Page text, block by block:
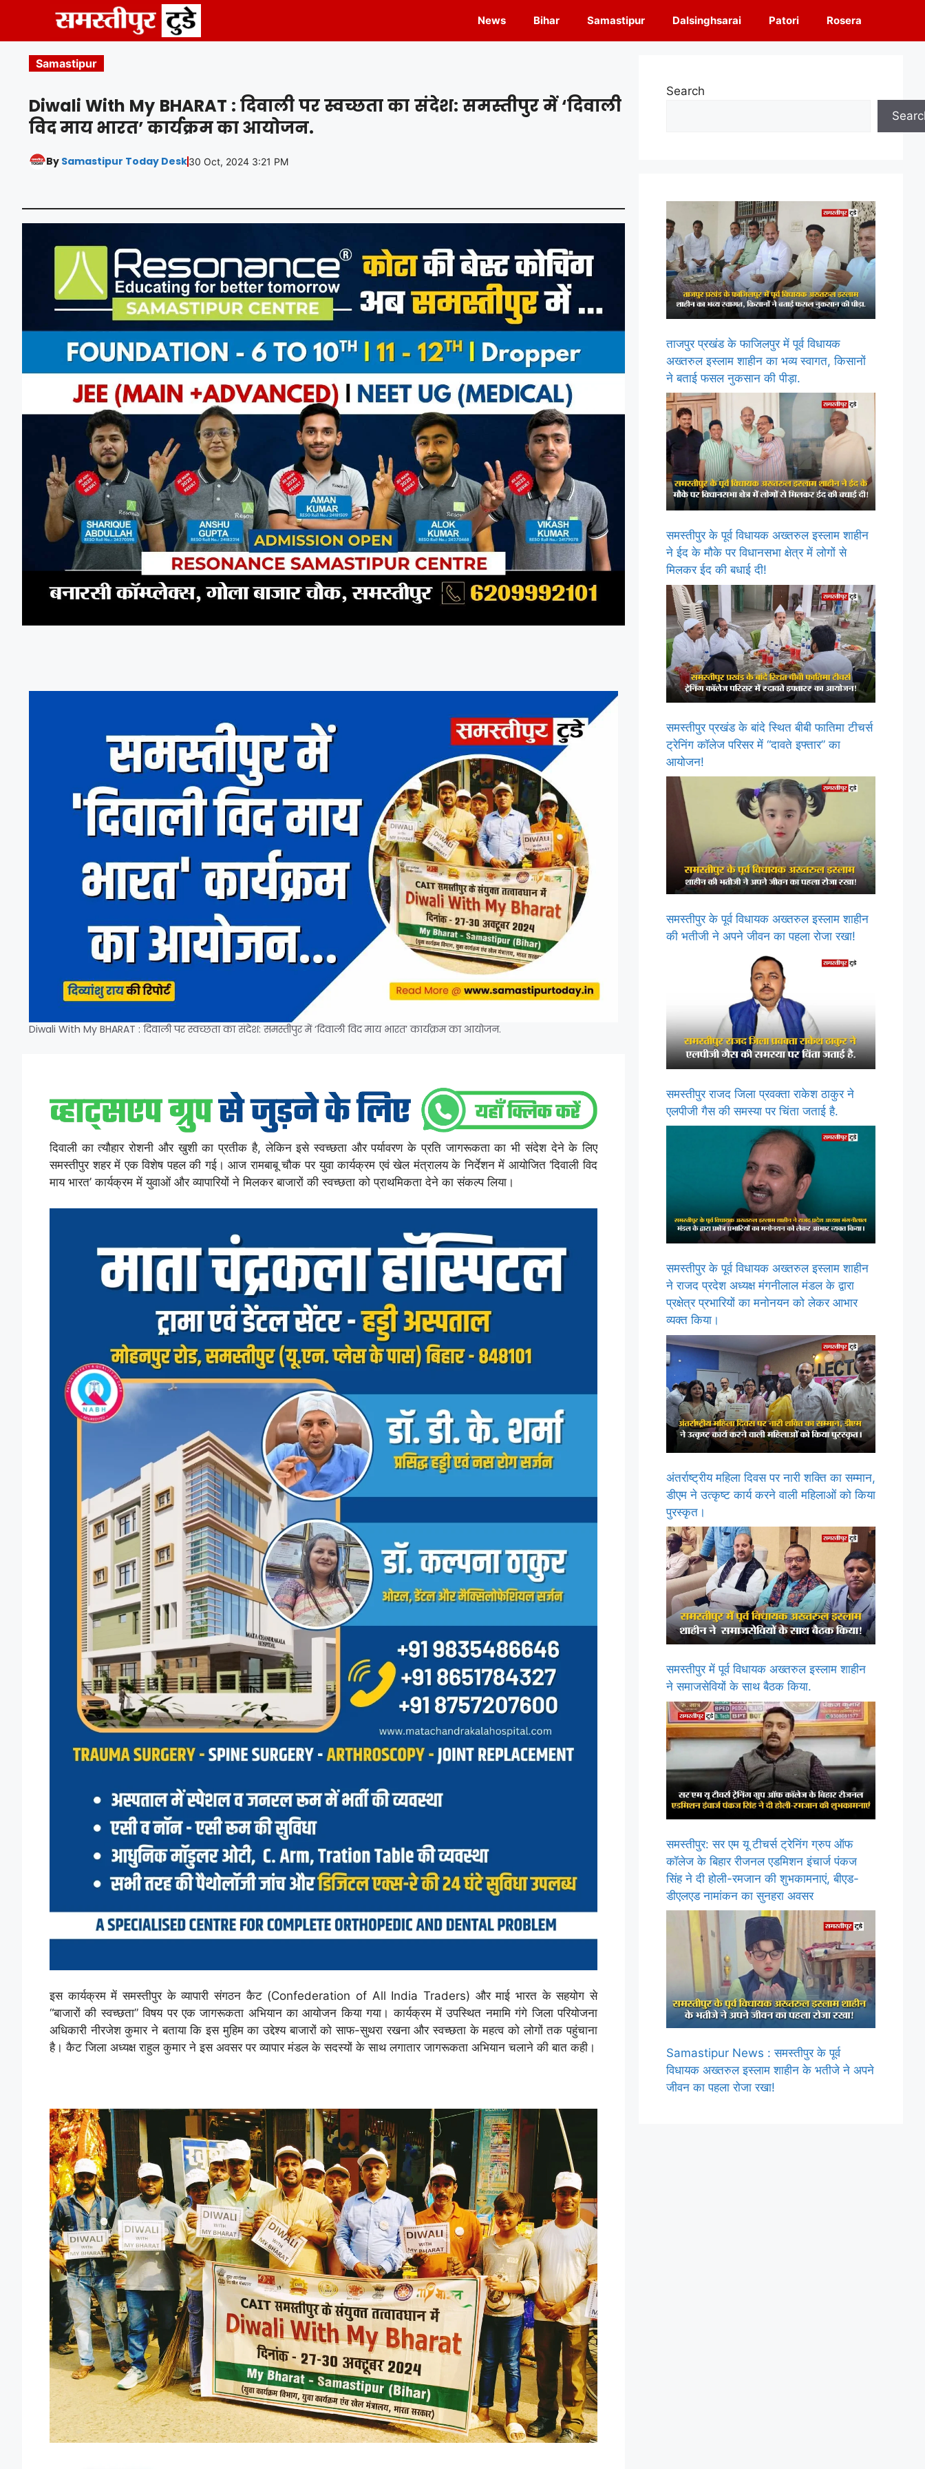
content
News Bihar Samastipur Dalsinghsarai Patori Rosera
Samastipur
Diwali With My BHARAT : दिवाली पर स्वच्छता का संदेश: समस्तीपुर में ‘दिवाली
विद माय भारत’ कार्यक्रम का आयोजन.
By Samastipur Today Desk30 Oct, 2024 3:21 PM
Diwali With My BHARAT : दिवाली पर स्वच्छता का संदेश: समस्तीपुर में ‘दिवाली विद माय भारत’ कार्यक्रम का आयोजन.
दिवाली का त्यौहार रोशनी और खुशी का प्रतीक है, लेकिन इसे स्वच्छता और पर्यावरण के प्रति जागरूकता का भी संदेश देने के लिए
समस्तीपुर शहर में एक विशेष पहल की गई। आज रामबाबू चौक पर युवा कार्यक्रम एवं खेल मंत्रालय के निर्देशन में आयोजित ‘दिवाली विद
माय भारत’ कार्यक्रम में युवाओं और व्यापारियों ने मिलकर बाजारों की स्वच्छता को प्राथमिकता देने का संकल्प लिया।
इस कार्यक्रम में समस्तीपुर के व्यापारी संगठन कैट (Confederation of All India Traders) और माई भारत के सहयोग से
“बाजारों की स्वच्छता” विषय पर एक जागरूकता अभियान का आयोजन किया गया। कार्यक्रम में उपस्थित नमामि गंगे जिला परियोजना
अधिकारी नीरजेश कुमार ने बताया कि इस मुहिम का उद्देश्य बाजारों को साफ-सुथरा रखना और स्वच्छता के महत्व को लोगों तक पहुंचाना
है। कैट जिला अध्यक्ष राहुल कुमार ने इस अवसर पर व्यापार मंडल के सदस्यों के साथ लगातार जागरूकता अभियान चलाने की बात कही।
Search
ताजपुर प्रखंड के फाजिलपुर में पूर्व विधायक
अख्तरुल इस्लाम शाहीन का भव्य स्वागत, किसानों
ने बताई फसल नुकसान की पीड़ा.
समस्तीपुर के पूर्व विधायक अख्तरुल इस्लाम शाहीन
ने ईद के मौके पर विधानसभा क्षेत्र में लोगों से
मिलकर ईद की बधाई दी!
समस्तीपुर प्रखंड के बांदे स्थित बीबी फातिमा टीचर्स
ट्रेनिंग कॉलेज परिसर में “दावते इफ्तार” का
आयोजन!
समस्तीपुर के पूर्व विधायक अख्तरुल इस्लाम शाहीन
की भतीजी ने अपने जीवन का पहला रोजा रखा!
समस्तीपुर राजद जिला प्रवक्ता राकेश ठाकुर ने
एलपीजी गैस की समस्या पर चिंता जताई है.
समस्तीपुर के पूर्व विधायक अख्तरुल इस्लाम शाहीन
ने राजद प्रदेश अध्यक्ष मंगनीलाल मंडल के द्वारा
प्रक्षेत्र प्रभारियों का मनोनयन को लेकर आभार
व्यक्त किया।
अंतर्राष्ट्रीय महिला दिवस पर नारी शक्ति का सम्मान,
डीएम ने उत्कृष्ट कार्य करने वाली महिलाओं को किया
पुरस्कृत।
समस्तीपुर में पूर्व विधायक अख्तरुल इस्लाम शाहीन
ने समाजसेवियों के साथ बैठक किया.
समस्तीपुर: सर एम यू टीचर्स ट्रेनिंग ग्रुप ऑफ
कॉलेज के बिहार रीजनल एडमिशन इंचार्ज पंकज
सिंह ने दी होली-रमजान की शुभकामनाएं, बीएड-
डीएलएड नामांकन का सुनहरा अवसर
Samastipur News : समस्तीपुर के पूर्व
विधायक अख्तरुल इस्लाम शाहीन के भतीजे ने अपने
जीवन का पहला रोजा रखा!